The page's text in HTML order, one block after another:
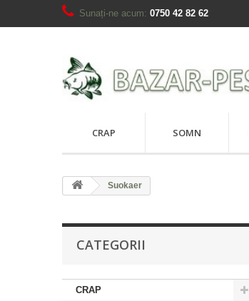
Sunați-ne acum: 0750 42 82 62
CRAP SOMN
Suokaer
CATEGORII
CRAP